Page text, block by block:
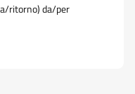
ritorno) da/per